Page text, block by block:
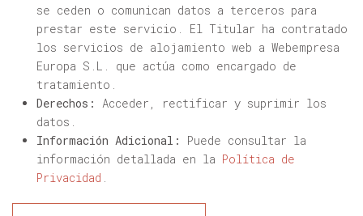
se ceden o comunican datos a terceros para
prestar este servicio. El Titular ha contratado
los servicios de alojamiento web a Webempresa
Europa S.L. que actúa como encargado de
tratamiento.
Derechos:
Acceder, rectificar y suprimir los
datos.
Información Adicional:
Puede consultar la
información detallada en la Política de
Privacidad